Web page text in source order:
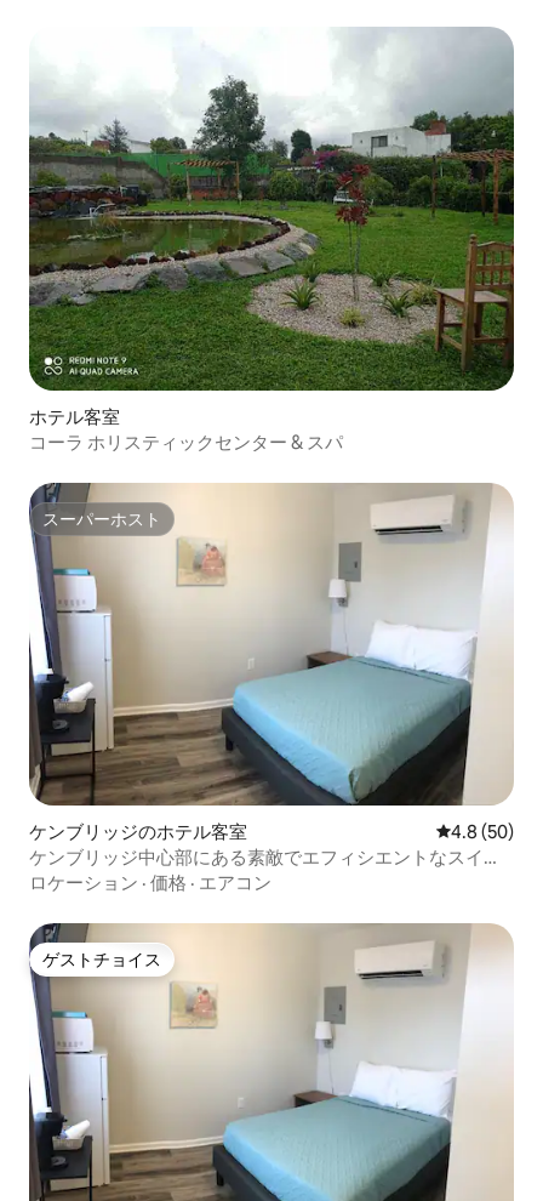
ホテル客室
コーラ ホリスティックセンター & スパ
スーパーホスト
スーパーホスト
ケンブリッジのホテル客室 レビュー50
4.8 (50)
ケンブリッジ中心部にある素敵でエフィシエントなスイー
ト2！
ロケーション · 価格 · エアコン
ゲストチョイス
ゲストチョイス